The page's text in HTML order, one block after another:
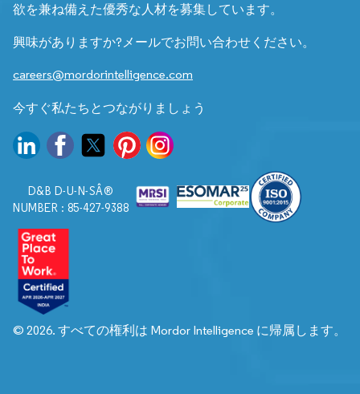
欲を兼ね備えた優秀な人材を募集しています。
興味がありますか?メールでお問い合わせください。
careers@mordorintelligence.com
今すぐ私たちとつながりましょう
D&B D-U-N-SÂ®
NUMBER : 85-427-9388
© 2026. すべての権利は Mordor Intelligence に帰属します。